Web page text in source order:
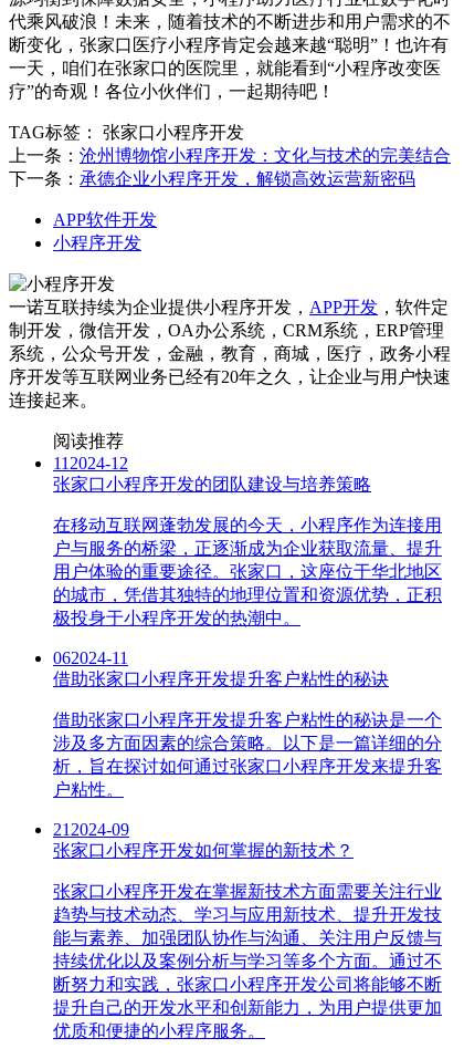
代乘风破浪！未来，随着技术的不断进步和用户需求的不
断变化，张家口医疗小程序肯定会越来越“聪明”！也许有
一天，咱们在张家口的医院里，就能看到“小程序改变医
疗”的奇观！各位小伙伴们，一起期待吧！
TAG标签：
张家口小程序开发
上一条： 沧州博物馆小程序开发：文化与技术的完美结合
下一条： 承德企业小程序开发，解锁高效运营新密码
APP软件开发
小程序开发
一诺互联持续为企业提供小程序开发， APP开发 ，软件定
制开发，微信开发，OA办公系统，CRM系统，ERP管理
系统，公众号开发，金融，教育，商城，医疗，政务小程
序开发等互联网业务已经有20年之久，让企业与用户快速
连接起来。
阅读推荐
11 2024-12
张家口小程序开发的团队建设与培养策略
在移动互联网蓬勃发展的今天，小程序作为连接用
户与服务的桥梁，正逐渐成为企业获取流量、提升
用户体验的重要途径。张家口，这座位于华北地区
的城市，凭借其独特的地理位置和资源优势，正积
极投身于小程序开发的热潮中。
062024-11
借助张家口小程序开发提升客户粘性的秘诀
借助张家口小程序开发提升客户粘性的秘诀是一个
涉及多方面因素的综合策略。以下是一篇详细的分
析，旨在探讨如何通过张家口小程序开发来提升客
户粘性。
21 2024-09
张家口小程序开发如何掌握的新技术？
张家口小程序开发在掌握新技术方面需要关注行业
趋势与技术动态、学习与应用新技术、提升开发技
能与素养、加强团队协作与沟通、关注用户反馈与
持续优化以及案例分析与学习等多个方面。通过不
断努力和实践，张家口小程序开发公司将能够不断
提升自己的开发水平和创新能力，为用户提供更加
优质和便捷的小程序服务。